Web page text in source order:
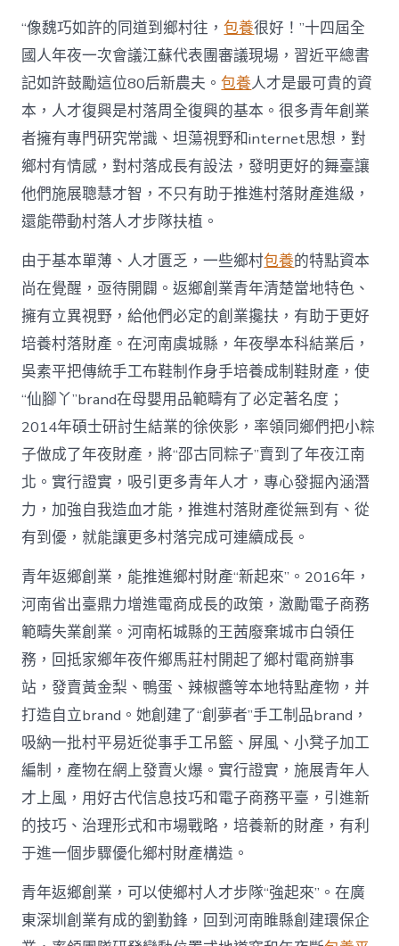
水
甜
心
寶
物
查
包
養
網
_
中
中
“像魏巧如許的同道到鄉村往，包養很好！”十四屆全
國人年夜一次會議江蘇代表團審議現場，習近平總書
記如許鼓勵這位80后新農夫。包養人才是最可貴的資
本，人才復興是村落周全復興的基本。很多青年創業
者擁有專門研究常識、坦蕩視野和internet思想，對
鄉村有情感，對村落成長有設法，發明更好的舞臺讓
他們施展聰慧才智，不只有助于推進村落財產進級，
還能帶動村落人才步隊扶植。
由于基本單薄、人才匱乏，一些鄉村包養的特點資本
尚在覺醒，亟待開闢。返鄉創業青年清楚當地特色、
擁有立異視野，給他們必定的創業攙扶，有助于更好
培養村落財產。在河南虞城縣，年夜學本科結業后，
吳素平把傳統手工布鞋制作身手培養成制鞋財產，使
“仙腳丫”brand在母嬰用品範疇有了必定著名度；
2014年碩士研討生結業的徐俠影，率領同鄉們把小粽
子做成了年夜財產，將“邵古同粽子”賣到了年夜江南
北。實行證實，吸引更多青年人才，專心發掘內涵潛
力，加強自我造血才能，推進村落財產從無到有、從
有到優，就能讓更多村落完成可連續成長。
青年返鄉創業，能推進鄉村財產“新起來”。2016年，
河南省出臺鼎力增進電商成長的政策，激勵電子商務
範疇失業創業。河南柘城縣的王茜廢棄城市白領任
務，回抵家鄉年夜仵鄉馬莊村開起了鄉村電商辦事
站，發賣黃金梨、鴨蛋、辣椒醬等本地特點產物，并
打造自立brand。她創建了“創夢者”手工制品brand，
吸納一批村平易近從事手工吊籃、屏風、小凳子加工
編制，產物在網上發賣火爆。實行證實，施展青年人
才上風，用好古代信息技巧和電子商務平臺，引進新
的技巧、治理形式和市場戰略，培養新的財產，有利
于進一個步驟優化鄉村財產構造。
青年返鄉創業，可以使鄉村人才步隊“強起來”。在廣
東深圳創業有成的劉勤鋒，回到河南睢縣創建環保企